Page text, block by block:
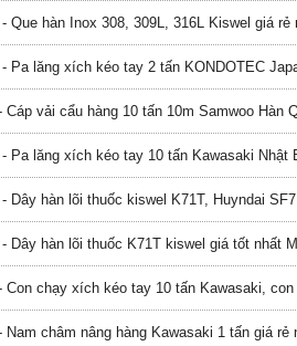
- Que hàn Inox 308, 309L, 316L Kiswel giá
- Pa lăng xích kéo tay 2 tấn KONDOTEC
Cáp vải cẩu hàng 10 tấn 10m Samwoo Hàn
- Pa lăng xích kéo tay 10 tấn Kawasaki Nhật
Dây hàn lõi thuốc kiswel K71T, Huyndai
- Dây hàn lõi thuốc K71T kiswel giá tốt nhất
Con chạy xích kéo tay 10 tấn Kawasaki,
Nam châm nâng hàng Kawasaki 1 tấn giá